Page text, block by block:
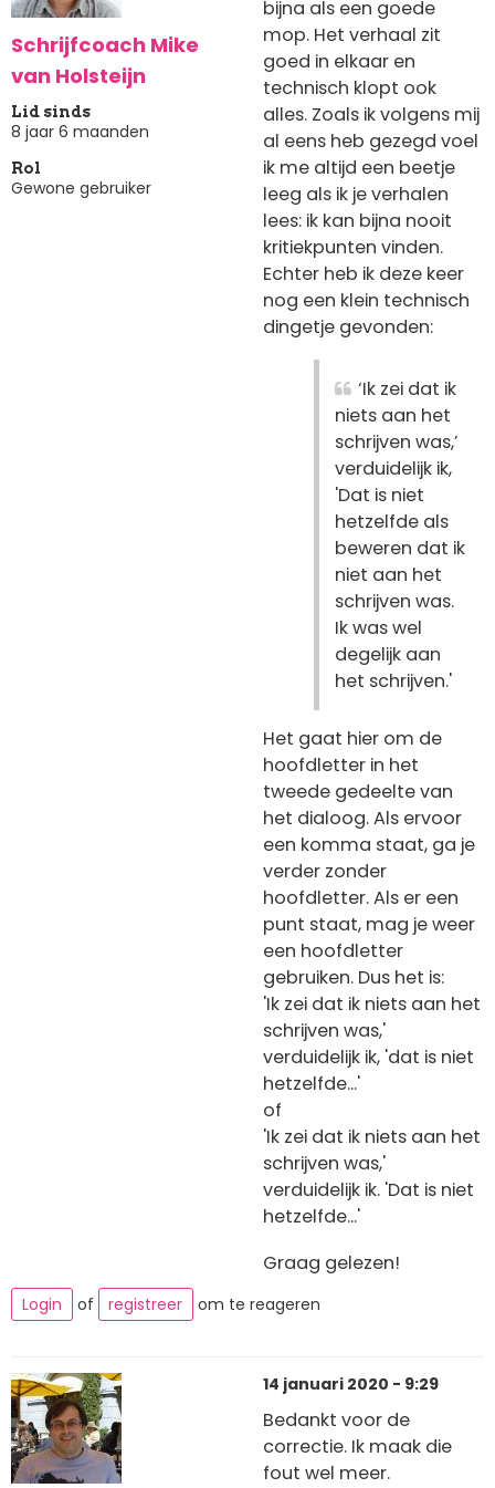
Schrijfcoach Mike
van Holsteijn
Lid sinds
8 jaar 6 maanden
Rol
Gewone gebruiker
bijna als een goede
mop. Het verhaal zit
goed in elkaar en
technisch klopt ook
alles. Zoals ik volgens mij
al eens heb gezegd voel
ik me altijd een beetje
leeg als ik je verhalen
lees: ik kan bijna nooit
kritiekpunten vinden.
Echter heb ik deze keer
nog een klein technisch
dingetje gevonden:
‘Ik zei dat ik
niets aan het
schrijven was,’
verduidelijk ik,
'Dat is niet
hetzelfde als
beweren dat ik
niet aan het
schrijven was.
Ik was wel
degelijk aan
het schrijven.'
Het gaat hier om de
hoofdletter in het
tweede gedeelte van
het dialoog. Als ervoor
een komma staat, ga je
verder zonder
hoofdletter. Als er een
punt staat, mag je weer
een hoofdletter
gebruiken. Dus het is:
'Ik zei dat ik niets aan het
schrijven was,'
verduidelijk ik, 'dat is niet
hetzelfde...'
of
'Ik zei dat ik niets aan het
schrijven was,'
verduidelijk ik. 'Dat is niet
hetzelfde...'
Graag gelezen!
Login of registreer om te reageren
14 januari 2020 - 9:29
Bedankt voor de
correctie. Ik maak die
fout wel meer.